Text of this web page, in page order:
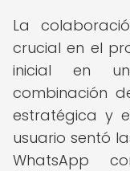
La
crucial en el
inicial en
combinación
estratégica y
usuario sentó
WhatsApp